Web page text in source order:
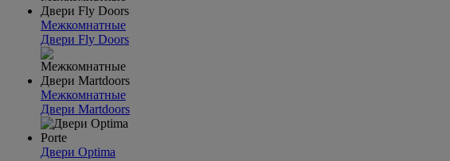
Межкомнатные
Двери Fly Doors
Межкомнатные
Двери Martdoors
Двери Optima